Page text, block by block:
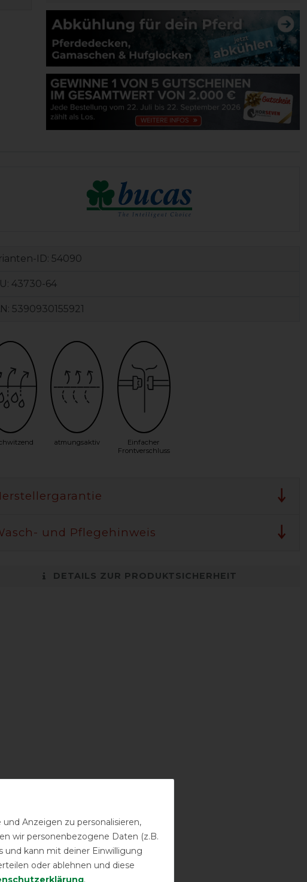
ID: 54090
43730-64
5390930155921
atmungsaktiv
Einfacher
Frontverschluss
und Pflegehinweis
DETAILS ZUR PRODUKTSICHERHEIT
Anzeigen zu personalisieren,
wir personenbezogene Daten (z.B.
und kann mit deiner Einwilligung
oder ablehnen und diese
.